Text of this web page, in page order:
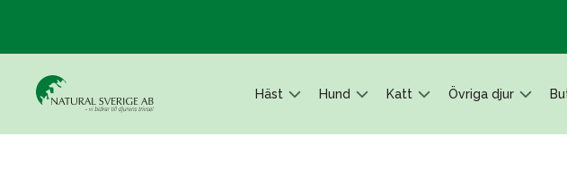
Häst Hund Katt Övriga djur